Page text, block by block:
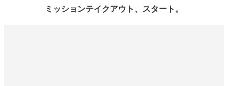
ミッションテイクアウト、スタート。